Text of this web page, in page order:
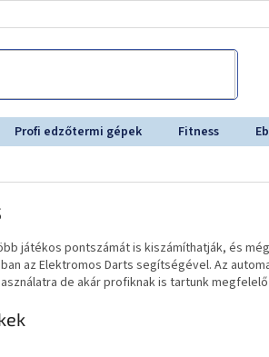
Profi edzőtermi gépek Fitness
játékos pontszámát is kiszámíthatják, és
az Elektromos Darts segítségével. Az
de akár profiknak is tartunk